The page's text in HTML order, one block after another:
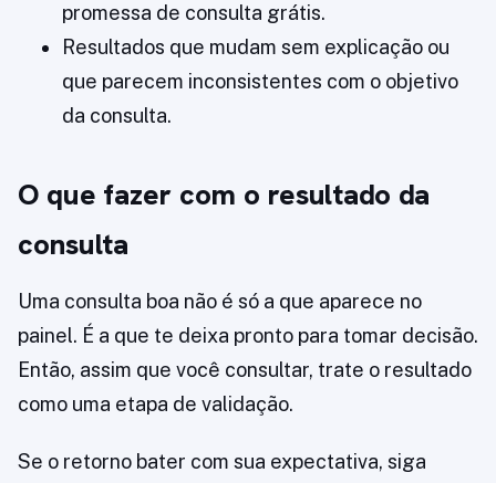
promessa de consulta grátis.
Resultados que mudam sem explicação ou
que parecem inconsistentes com o objetivo
da consulta.
O que fazer com o resultado da
consulta
Uma consulta boa não é só a que aparece no
painel. É a que te deixa pronto para tomar decisão.
Então, assim que você consultar, trate o resultado
como uma etapa de validação.
Se o retorno bater com sua expectativa, siga